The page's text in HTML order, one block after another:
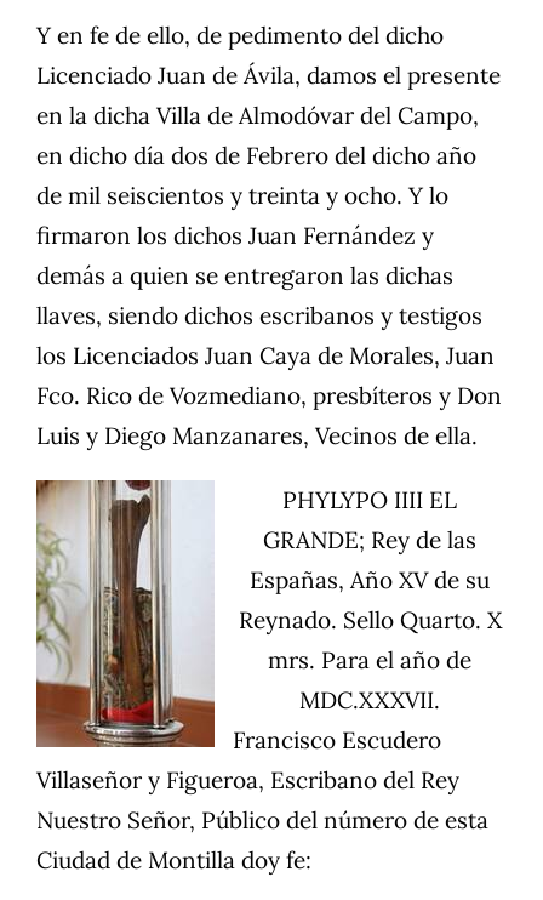
Y en fe de ello, de pedimento del dicho
Licenciado Juan de Ávila, damos el presente
en la dicha Villa de Almodóvar del Campo,
en dicho día dos de Febrero del dicho año
de mil seiscientos y treinta y ocho. Y lo
firmaron los dichos Juan Fernández y
demás a quien se entregaron las dichas
llaves, siendo dichos escribanos y testigos
los Licenciados Juan Caya de Morales, Juan
Fco. Rico de Vozmediano, presbíteros y Don
Luis y Diego Manzanares, Vecinos de ella.
PHYLYPO IIII EL
GRANDE; Rey de las
Españas, Año XV de su
Reynado. Sello Quarto. X
mrs. Para el año de
MDC.XXXVII.
Francisco Escudero
Villaseñor y Figueroa, Escribano del Rey
Nuestro Señor, Público del número de esta
Ciudad de Montilla doy fe: